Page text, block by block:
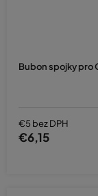
Bubon spojky pro
€5 bez DPH
€6,15